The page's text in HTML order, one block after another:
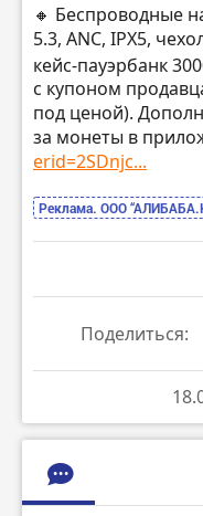
🔸 Беспроводные
5.3, ANC, IPX5,
кейс-пауэрбанк
с купоном
под ценой).
за монеты в
erid=2SDnjc...
Реклама. ООО
Поделиться: